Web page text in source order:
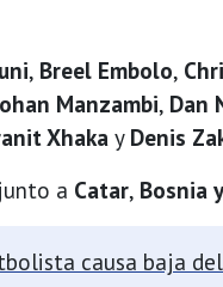
, Breel Embolo,
Manzambi, Dan
Xhaka y Denis
junto a Catar, Bosnia
causa baja